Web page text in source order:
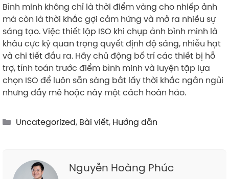
Bình minh không chỉ là thời điểm vàng cho nhiếp ảnh
mà còn là thời khắc gợi cảm hứng và mở ra nhiều sự
sáng tạo. Việc thiết lập ISO khi chụp ảnh bình minh là
khâu cực kỳ quan trọng quyết định độ sáng, nhiễu hạt
và chi tiết đầu ra. Hãy chủ động bố trí các thiết bị hỗ
trợ, tính toán trước điểm bình minh và luyện tập lựa
chọn ISO để luôn sẵn sàng bắt lấy thời khắc ngắn ngủi
nhưng đầy mê hoặc này một cách hoàn hảo.
Categories
Uncategorized, Bài viết, Hướng dẫn
Nguyễn Hoàng Phúc